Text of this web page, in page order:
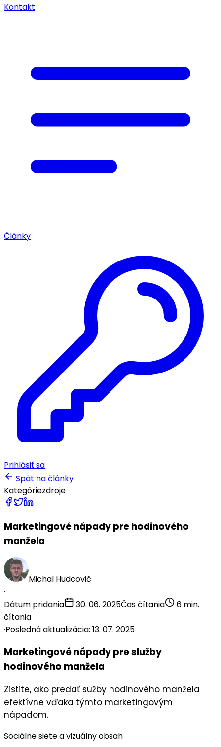
Kontakt
Články
Prihlásiť sa
Spät na články
Kategóriezdroje
Marketingové nápady pre hodinového
manžela
Michal Hudcovič
·
Dátum pridania
30. 06. 2025Čas čítania
6 min.
čítania
·Posledná aktualizácia: 13. 07. 2025
Marketingové nápady pre služby
hodinového manžela
Zistite, ako predať sužby hodinového manžela
efektívne vďaka týmto marketingovým
nápadom.
Sociálne siete a vizuálny obsah